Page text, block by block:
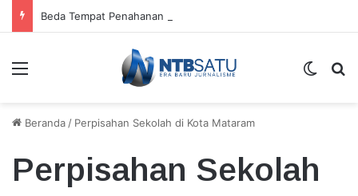
Menu
Beranda / Perpisahan Sekolah di Kota Mataram
Perpisahan Sekolah